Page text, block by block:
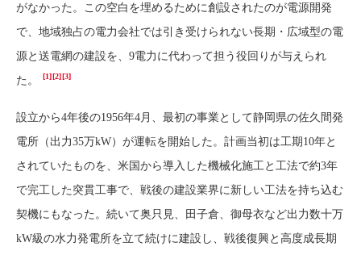
がなかった。この空白を埋めるために創設されたのが電源開発
で、地域独占の電力会社では引き受けられない長期・広域型の電
源と送電網の建設を、9電力に代わって担う役回りが与えられ
た。
[1][2][3]
設立から4年後の1956年4月、最初の事業として静岡県の佐久間発
電所（出力35万kW）が運転を開始した。計画当初は工期10年と
されていたものを、米国から導入した機械化施工と工法で約3年
で完工した突貫工事で、戦後の建設業界に新しい工法を持ち込む
契機にもなった。続いて奥只見、田子倉、御母衣など出力数十万
kW級の水力発電所を立て続けに建設し、戦後復興と高度成長期